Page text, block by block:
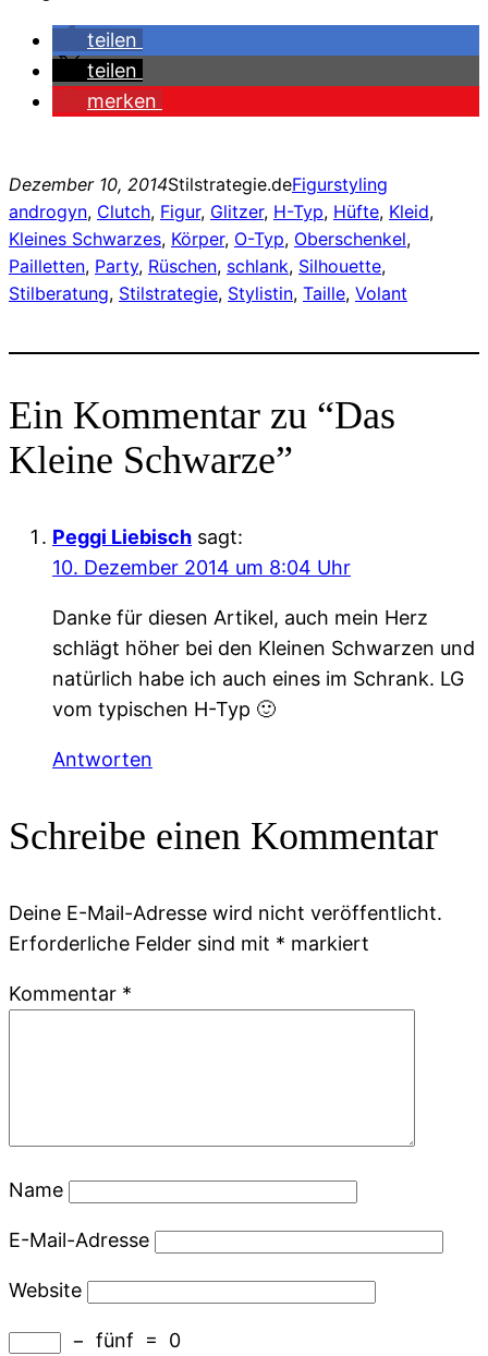
teilen
teilen
merken
Dezember 10, 2014Stilstrategie.deFigurstyling
androgyn, Clutch, Figur, Glitzer, H-Typ, Hüfte, Kleid
Kleines Schwarzes, Körper, O-Typ, Oberschenkel
Pailletten, Party, Rüschen, schlank, Silhouette
Stilberatung, Stilstrategie, Stylistin, Taille, Volant
Ein Kommentar zu “Das
Kleine Schwarze”
Peggi Liebisch sagt:
10. Dezember 2014 um 8:04 Uhr
Danke für diesen Artikel, auch mein Herz
schlägt höher bei den Kleinen Schwarzen und
natürlich habe ich auch eines im Schrank. LG
vom typischen H-Typ 🙂
Antworten
Schreibe einen Kommentar
Deine E-Mail-Adresse wird nicht veröffentlicht.
Erforderliche Felder sind mit * markiert
Kommentar *
Name
E-Mail-Adresse
Website
− fünf = 0